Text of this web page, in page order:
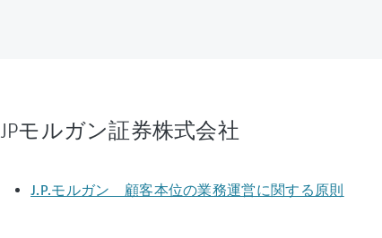
JPモルガン証券株式会社
J.P.モルガン 顧客本位の業務運営に関する原則